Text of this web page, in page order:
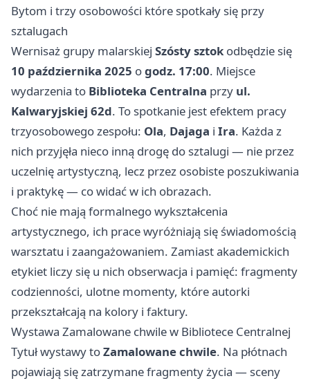
Bytom i trzy osobowości które spotkały się przy
sztalugach
Wernisaż grupy malarskiej Szósty sztok odbędzie się
10 października 2025 ogodz. 17:00. Miejsce
wydarzenia to Biblioteka Centralna przy ul.
Kalwaryjskiej 62d. To spotkanie jest efektem pracy
trzyosobowego zespołu: Ola, Dajaga i Ira. Każda z
nich przyjęła nieco inną drogę do sztalugi — nie przez
uczelnię artystyczną, lecz przez osobiste poszukiwania
i praktykę — co widać w ich obrazach.
Choć nie mają formalnego wykształcenia
artystycznego, ich prace wyróżniają się świadomością
warsztatu i zaangażowaniem. Zamiast akademickich
etykiet liczy się u nich obserwacja i pamięć: fragmenty
codzienności, ulotne momenty, które autorki
przekształcają na kolory i faktury.
Wystawa Zamalowane chwile w Bibliotece Centralnej
Tytuł wystawy toZamalowane chwile. Na płótnach
pojawiają się zatrzymane fragmenty życia — sceny